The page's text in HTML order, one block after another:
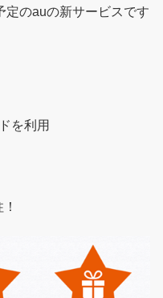
定のauの新サービスです
を利用